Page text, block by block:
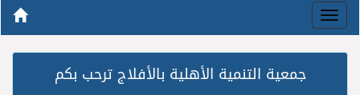
جمعية التنمية الأهلية بالأفلاج ترحب بكم